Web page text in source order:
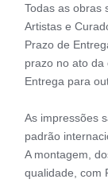
Todas as obras
Artistas e
Prazo de
prazo no ato da
Entrega para
As impressões
padrão
A montagem,
qualidade, com